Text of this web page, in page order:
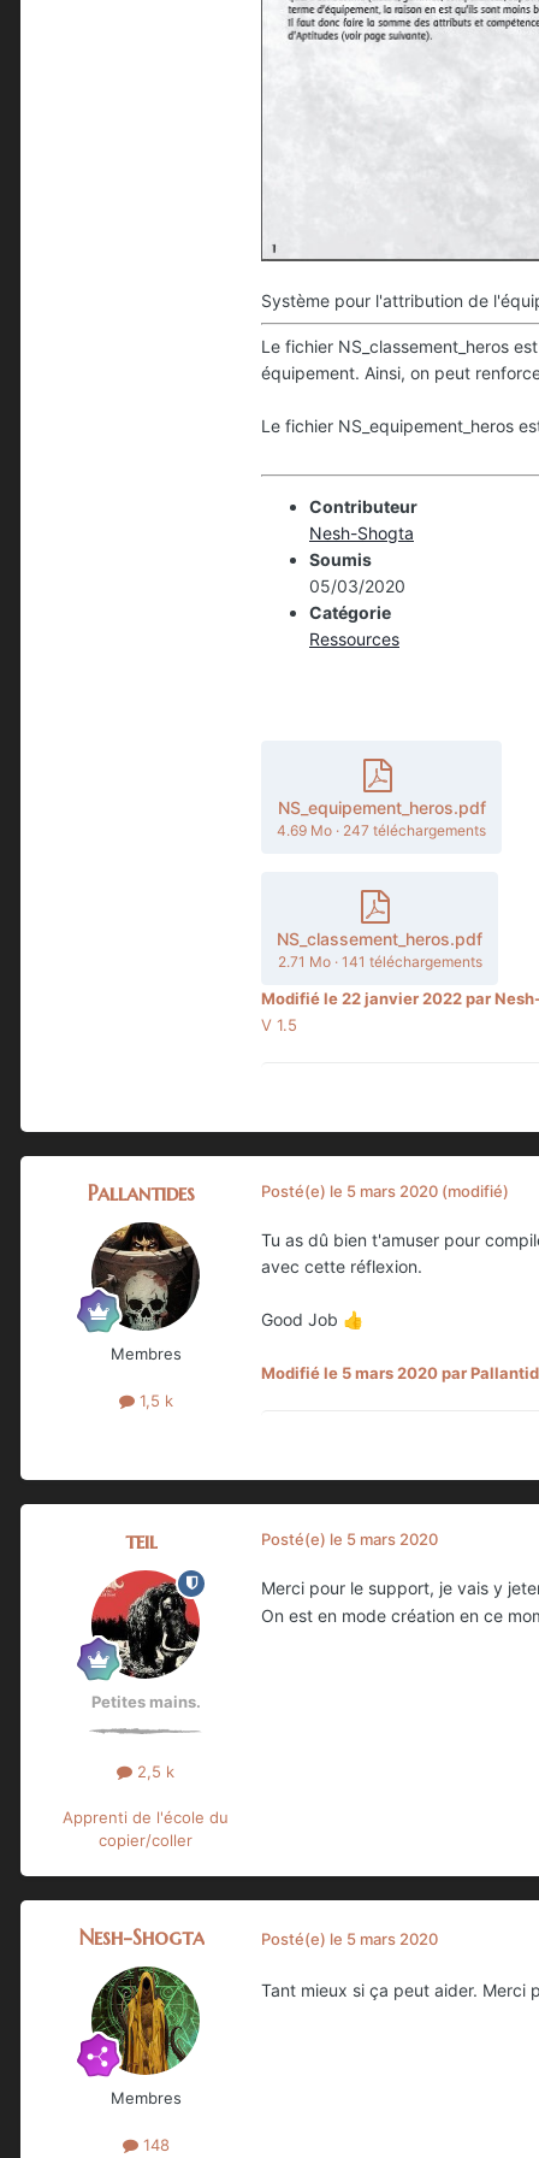
Système pour l'attribution de
Le fichier NS_classement_heros
équipement. Ainsi, on peut
Le fichier NS_equipement_heros
Contributeur
Nesh-Shogta
Soumis
05/03/2020
Catégorie
Ressources
NS_equipement_heros.pdf
4.69 Mo · 247 téléchargements
NS_classement_heros.pdf
2.71 Mo· 141 téléchargements
Modifiéle 22 janvier 2022par
V 1.5
Pallantides
Membres
1,5 k
Posté(e) le 5 mars 2020 (modifié)
Tu as dû bien t'amuser pour
avec cette réflexion.
Good Job 👍
Modifiéle 5 mars 2020par
teil
Petites mains.
2,5 k
Apprenti de l'école du
copier/coller
Posté(e) le 5 mars 2020
Merci pour le support, je vais y
On est en mode création en ce
Nesh-Shogta
Membres
148
Posté(e) le 5 mars 2020
Tant mieux si ça peut aider. Merci